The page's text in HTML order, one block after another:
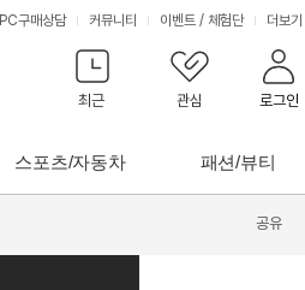
최근 관심 로그인
PC구매상담 커뮤니티 이벤트 / 체험단 더보기
스포츠/자동차 패션/뷰티
공유